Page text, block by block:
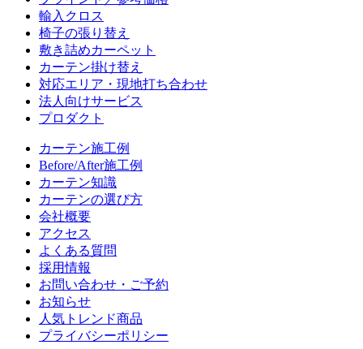
輸入クロス
椅子の張り替え
敷き詰めカーペット
カーテン掛け替え
対応エリア・現地打ち合わせ
法人向けサービス
プロダクト
カーテン施工例
Before/After施工例
カーテン知識
カーテンの選び方
会社概要
アクセス
よくある質問
採用情報
お問い合わせ・ご予約
お知らせ
人気トレンド商品
プライバシーポリシー